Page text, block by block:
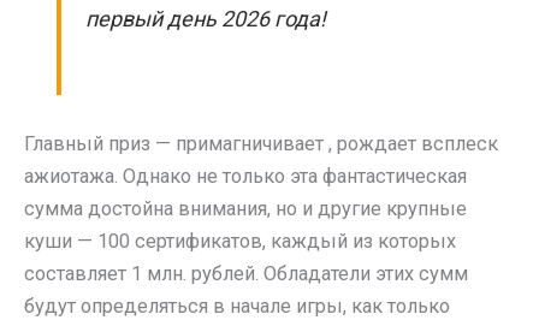
первый день 2026 года!
Главный приз — примагничивает , рождает всплеск
ажиотажа. Однако не только эта фантастическая
сумма достойна внимания, но и другие крупные
куши — 100 сертификатов, каждый из которых
составляет 1 млн. рублей. Обладатели этих сумм
будут определяться в начале игры, как только